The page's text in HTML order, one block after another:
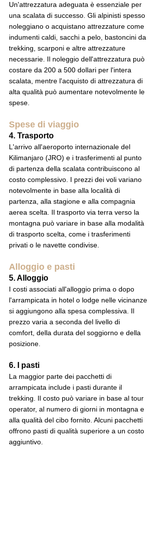
Un'attrezzatura adeguata è essenziale per
una scalata di successo. Gli alpinisti spesso
noleggiano o acquistano attrezzature come
indumenti caldi, sacchi a pelo, bastoncini da
trekking, scarponi e altre attrezzature
necessarie. Il noleggio dell'attrezzatura può
costare da 200 a 500 dollari per l'intera
scalata, mentre l'acquisto di attrezzatura di
alta qualità può aumentare notevolmente le
spese.
Spese di viaggio
4. Trasporto
L'arrivo all'aeroporto internazionale del
Kilimanjaro (JRO) e i trasferimenti al punto
di partenza della scalata contribuiscono al
costo complessivo. I prezzi dei voli variano
notevolmente in base alla località di
partenza, alla stagione e alla compagnia
aerea scelta. Il trasporto via terra verso la
montagna può variare in base alla modalità
di trasporto scelta, come i trasferimenti
privati o le navette condivise.
Alloggio e pasti
5. Alloggio
I costi associati all'alloggio prima o dopo
l'arrampicata in hotel o lodge nelle vicinanze
si aggiungono alla spesa complessiva. Il
prezzo varia a seconda del livello di
comfort, della durata del soggiorno e della
posizione.
6. I pasti
La maggior parte dei pacchetti di
arrampicata include i pasti durante il
trekking. Il costo può variare in base al tour
operator, al numero di giorni in montagna e
alla qualità del cibo fornito. Alcuni pacchetti
offrono pasti di qualità superiore a un costo
aggiuntivo.